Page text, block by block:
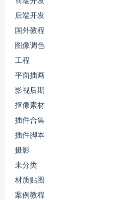
后端开发
国外教程
图像调色
工程
平面插画
影视后期
抠像素材
插件合集
插件脚本
摄影
未分类
材质贴图
案例教程